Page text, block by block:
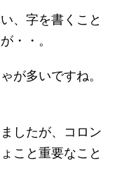
、字を書くこと
・・。
が多いですね。
したが、コロン
こと重要なこと